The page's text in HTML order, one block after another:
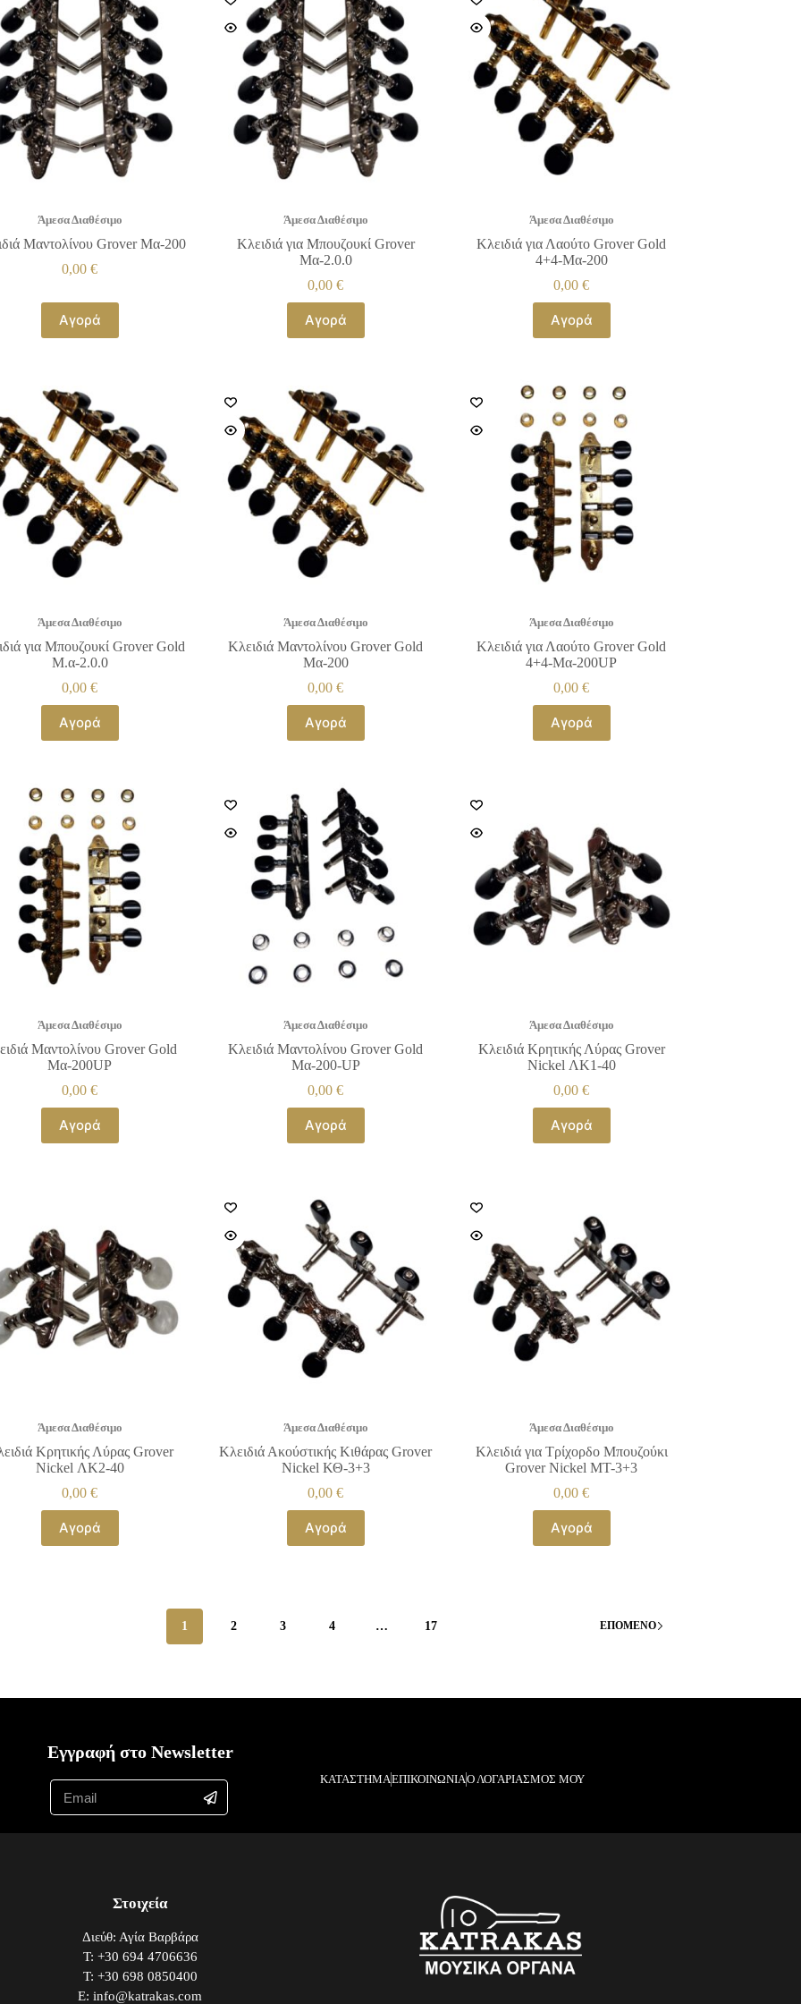
Άμεσα Διαθέσιμο
Μαντολίνου Grover Μα-200
0,00€
Αγορά
Άμεσα Διαθέσιμο
Κλειδιά για Μπουζουκί Grover
Μα-2.0.0
0,00€
Αγορά
Άμεσα Διαθέσιμο
Κλειδιά για Λαούτο Grover Gold
4+4-Μα-200
0,00€
Αγορά
Άμεσα Διαθέσιμο
για Μπουζουκί Grover Gold
Μ.α-2.0.0
0,00€
Αγορά
Άμεσα Διαθέσιμο
Κλειδιά Μαντολίνου Grover Gold
Μα-200
0,00€
Αγορά
Άμεσα Διαθέσιμο
Κλειδιά για Λαούτο Grover Gold
4+4-Μα-200UP
0,00€
Αγορά
Άμεσα Διαθέσιμο
Μαντολίνου Grover Gold
Μα-200UP
0,00€
Αγορά
Άμεσα Διαθέσιμο
Κλειδιά Μαντολίνου Grover Gold
Μα-200-UP
0,00€
Αγορά
Άμεσα Διαθέσιμο
Κλειδιά Κρητικής Λύρας Grover
Nickel ΛΚ1-40
0,00€
Αγορά
Άμεσα Διαθέσιμο
Κρητικής Λύρας Grover
Nickel ΛΚ2-40
0,00€
Αγορά
Άμεσα Διαθέσιμο
Κλειδιά Ακούστικής Κιθάρας Grover
Nickel ΚΘ-3+3
0,00€
Αγορά
Άμεσα Διαθέσιμο
Κλειδιά για Τρίχορδο Μπουζούκι
Grover Nickel ΜΤ-3+3
0,00€
Αγορά
1 2 3 4 … 17 ΕΠΌΜΕΝΟ
Εγγραφή στο Newsletter
ΚΑΤΑΣΤΗΜΑΕΠΙΚΟΙΝΩΝΙΑΟ ΛΟΓΑΡΙΑΣΜΟΣ ΜΟΥ
Στοιχεία
Διεύθ: Αγία Βαρβάρα
Τ: +30 694 4706636
Τ: +30 698 0850400
E: info@katrakas.com